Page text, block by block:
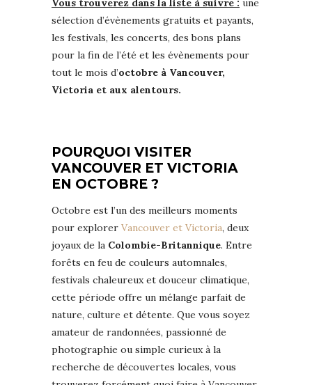
Vous trouverez dans la liste à suivre : une
sélection d’évènements gratuits et payants,
les festivals, les concerts, des bons plans
pour la fin de l’été et les évènements pour
tout le mois d’octobre à Vancouver,
Victoria et aux alentours.
POURQUOI VISITER
VANCOUVER ET VICTORIA
EN OCTOBRE ?
Octobre est l’un des meilleurs moments
pour explorer Vancouver et Victoria, deux
joyaux de la Colombie-Britannique. Entre
forêts en feu de couleurs automnales,
festivals chaleureux et douceur climatique,
cette période offre un mélange parfait de
nature, culture et détente. Que vous soyez
amateur de randonnées, passionné de
photographie ou simple curieux à la
recherche de découvertes locales, vous